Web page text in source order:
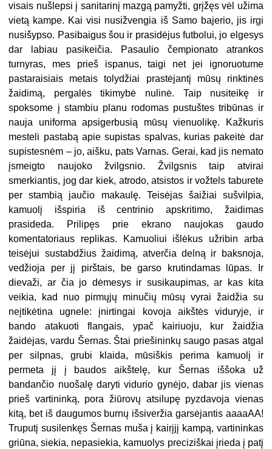
visais nušlepsi į sanitarinį mazgą pamyžti, grįžęs vėl užima
vietą kampe. Kai visi nusižvengia iš Samo bajerio, jis irgi
nusišypso. Pasibaigus šou ir prasidėjus futbolui, jo elgesys
dar labiau pasikeičia. Pasaulio čempionato atrankos
turnyras, mes prieš ispanus, taigi net jei ignoruotume
pastaraisiais metais tolydžiai prastėjantį mūsų rinktinės
žaidimą, pergalės tikimybė nulinė. Taip nusiteikę ir
spoksome į stambiu planu rodomas pustuštes tribūnas ir
nauja uniforma apsigerbusią mūsų vienuolikę. Kažkuris
mesteli pastabą apie supistas spalvas, kurias pakeitė dar
supistesnėm – jo, aišku, pats Varnas. Gerai, kad jis nemato
įsmeigto naujoko žvilgsnio. Žvilgsnis taip atvirai
smerkiantis, jog dar kiek, atrodo, atsistos ir vožtels taburete
per stambią jaučio makaulę. Teisėjas šaižiai sušvilpia,
kamuolį išspiria iš centrinio apskritimo, žaidimas
prasideda. Prilipęs prie ekrano naujokas gaudo
komentatoriaus replikas. Kamuoliui išlėkus užribin arba
teisėjui sustabdžius žaidimą, atverčia delną ir baksnoja,
vedžioja per jį pirštais, be garso krutindamas lūpas. Ir
dievaži, ar čia jo dėmesys ir susikaupimas, ar kas kita
veikia, kad nuo pirmųjų minučių mūsų vyrai žaidžia su
neįtikėtina ugnele: įnirtingai kovoja aikštės viduryje, ir
bando atakuoti flangais, ypač kairiuoju, kur žaidžia
žaidėjas, vardu Šernas. Štai priešininkų saugo pasas atgal
per silpnas, grubi klaida, mūsiškis perima kamuolį ir
permeta jį į baudos aikštelę, kur Šernas iššoka už
bandančio nuošalę daryti vidurio gynėjo, dabar jis vienas
prieš vartininką, pora žiūrovų atsilupę pyzdavoja vienas
kitą, bet iš daugumos burnų išsiveržia garsėjantis aaaaAA!
Truputį susilenkęs Šernas muša į kairįjį kampą, vartininkas
griūna, siekia, nepasiekia, kamuolys preciziškai įrieda į patį